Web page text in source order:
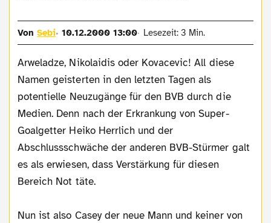
VonSebi 10.12.2000 13:00 Lesezeit: 3 Min.
Arweladze, Nikolaidis oder Kovacevic! All diese
Namen geisterten in den letzten Tagen als
potentielle Neuzugänge für den BVB durch die
Medien. Denn nach der Erkrankung von Super-
Goalgetter Heiko Herrlich und der
Abschlussschwäche der anderen BVB-Stürmer galt
es als erwiesen, dass Verstärkung für diesen
Bereich Not täte.
Nun ist also Casey der neue Mann und keiner von